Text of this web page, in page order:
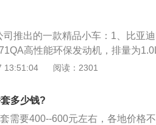
润，流美灵动；3、U形笑脸格栅
背门玻璃雨刮器、顺风天线设计，
彰显，独特“米老鼠”仪表盘、赛
风格。
司推出的一款精品小车：1、比亚
高性能环保发动机，排量为
全配置上，F0的双安全气囊、
U形笑脸格栅、花生形弦酷前大灯
天线设计，无不洋溢着时尚气息。
13:51:04 阅读：2301
多少钱?
需要400--600元左右，各地价格